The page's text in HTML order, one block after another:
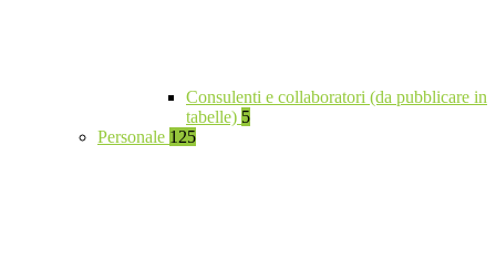
Consulenti e collaboratori (da pubblicare in
tabelle) 5
Personale 125